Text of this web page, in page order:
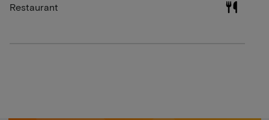
Restaurant